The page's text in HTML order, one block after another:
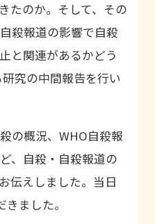
たのか。そして、その
殺報道の影響で自殺
と関連があるかどう
究の中間報告を行い
の概況、WHO自殺報
、自殺・自殺報道の
伝えしました。当日
ました。